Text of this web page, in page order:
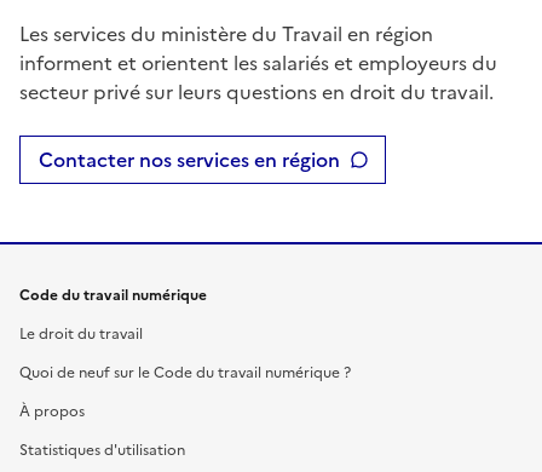
Les services du ministère du Travail en région
informent et orientent les salariés et employeurs du
secteur privé sur leurs questions en droit du travail.
Contacter nos services en région
Code du travail numérique
Le droit du travail
Quoi de neuf sur le Code du travail numérique ?
À propos
Statistiques d'utilisation